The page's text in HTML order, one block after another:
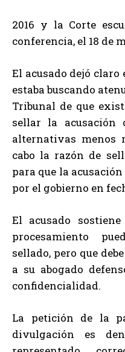
2016 y la Corte
conferencia, el 18 de
El acusado dejó claro
estaba buscando
Tribunal de que
sellar la
alternativas menos
cabo la razón de
para que la
por el gobierno en
El acusado
procesamiento
sellado, pero que
a su abogado
confidencialidad.
La petición de la
divulgación es